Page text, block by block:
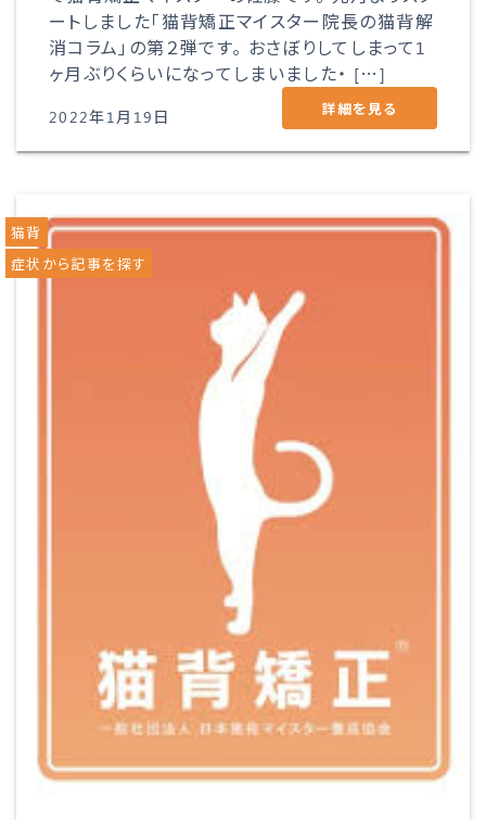
ートしました「猫背矯正マイスター院長の猫背解
消コラム」の第２弾です。 おさぼりしてしまって1
ヶ月ぶりくらいになってしまいました・ […]
2022年1月19日 詳細を見る
猫背
症状から記事を探す